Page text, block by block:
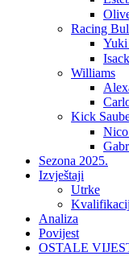
Racing
Yuki
Williams
Kick
Sezona 2025.
Izvještaji
Utrke
Analiza
Povijest
OSTALE